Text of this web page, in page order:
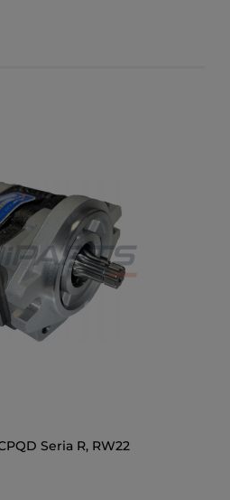
Seria R, RW22